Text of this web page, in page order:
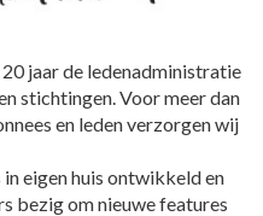
jaar de ledenadministratie
stichtingen. Voor meer dan
en leden verzorgen wij
eigen huis ontwikkeld en
bezig om nieuwe features